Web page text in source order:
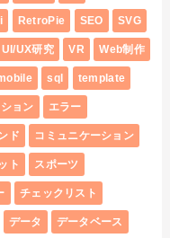
RetroPie SEO SVG
UI/UX研究 VR Web制作
sql template
ョン エラー
ド コミュニケーション
ト スポーツ
チェックリスト
データ データベース